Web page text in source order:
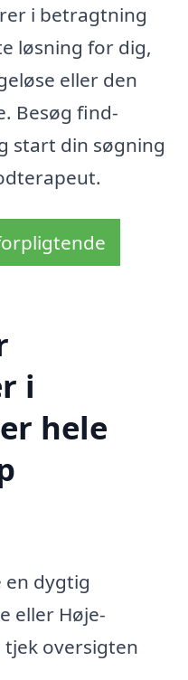
i betragtning
løsning for dig,
eller den
Besøg find-
start din søgning
i
hele
en dygtig
eller Høje-
tjek oversigten